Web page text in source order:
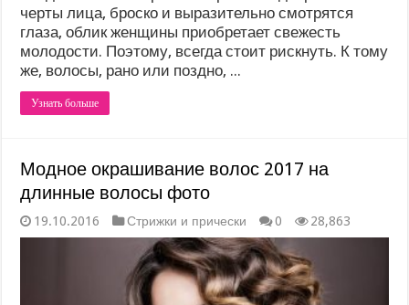
черты лица, броско и выразительно смотрятся
глаза, облик женщины приобретает свежесть
молодости. Поэтому, всегда стоит рискнуть. К тому
же, волосы, рано или поздно, ...
Узнать больше
Модное окрашивание волос 2017 на
длинные волосы фото
19.10.2016 Стрижки и прически 0 28,863